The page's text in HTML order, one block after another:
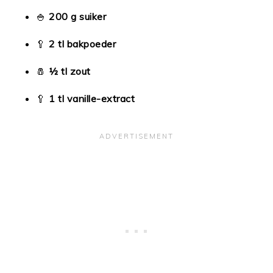
🍚200 g suiker
🥄2 tl bakpoeder
🧂 ½ tl zout
🥄 1 tl vanille-extract